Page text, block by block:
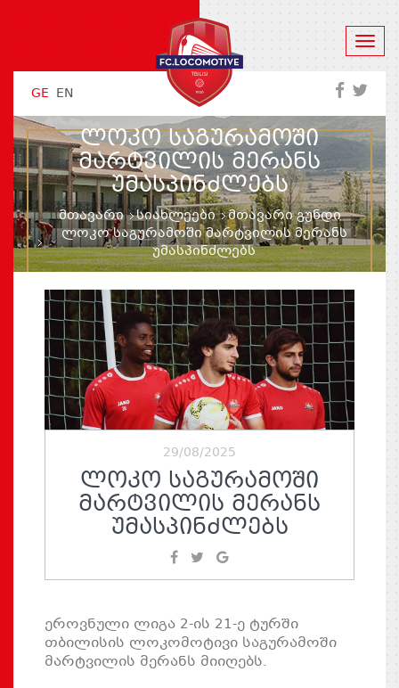
GE EN
ᲚᲝᲙᲝ ᲡᲐᲒᲣᲠᲐᲛᲝᲨᲘ
ᲛᲐᲠᲢᲕᲘᲚᲘᲡ ᲛᲔᲠᲐᲜᲡ
ᲣᲛᲐᲡᲞᲘᲜᲫᲚᲔᲑᲡ
მთავარი სიახლეები
მთავარი გუნდი
ლოკო საგურამოში მარტვილის მერანს
უმასპინძლებს
29/08/2025
ᲚᲝᲙᲝ ᲡᲐᲒᲣᲠᲐᲛᲝᲨᲘ
ᲛᲐᲠᲢᲕᲘᲚᲘᲡ ᲛᲔᲠᲐᲜᲡ
ᲣᲛᲐᲡᲞᲘᲜᲫᲚᲔᲑᲡ
ეროვნული ლიგა 2-ის 21-ე ტურში
თბილისის ლოკომოტივი საგურამოში
მარტვილის მერანს მიიღებს.